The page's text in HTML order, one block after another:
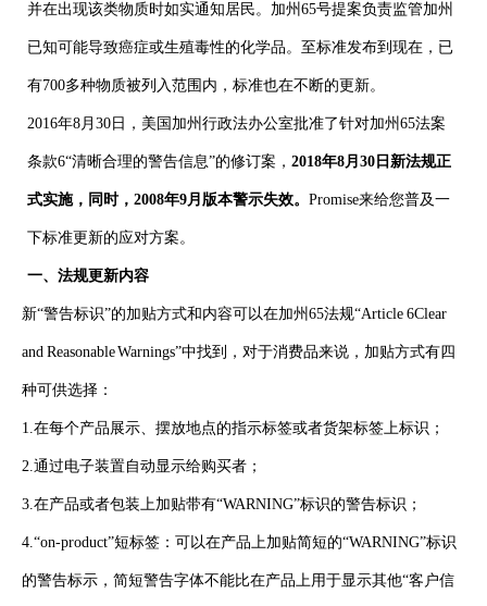
并在出现该类物质时如实通知居民。加州65号提案负责监管加州
已知可能导致癌症或生殖毒性的化学品。至标准发布到现在，已
有700多种物质被列入范围内，标准也在不断的更新。
2016年8月30日，美国加州行政法办公室批准了针对加州65法案
条款6“清晰合理的警告信息”的修订案， 2018年8月30日新法规正
式实施，同时，2008年9月版本警示失效。 Promise来给您普及一
下标准更新的应对方案。
一、法规更新内容
新“警告标识”的加贴方式和内容可以在加州65法规“Article 6Clear
and Reasonable Warnings”中找到，对于消费品来说，加贴方式有四
种可供选择：
1.在每个产品展示、摆放地点的指示标签或者货架标签上标识；
2.通过电子装置自动显示给购买者；
3.在产品或者包装上加贴带有“WARNING”标识的警告标识；
4.“on-product”短标签：可以在产品上加贴简短的“WARNING”标识
的警告标示，简短警告字体不能比在产品上用于显示其他“客户信